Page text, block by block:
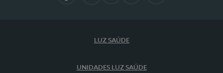
LUZ SAÚDE
UNIDADES LUZ SAÚDE